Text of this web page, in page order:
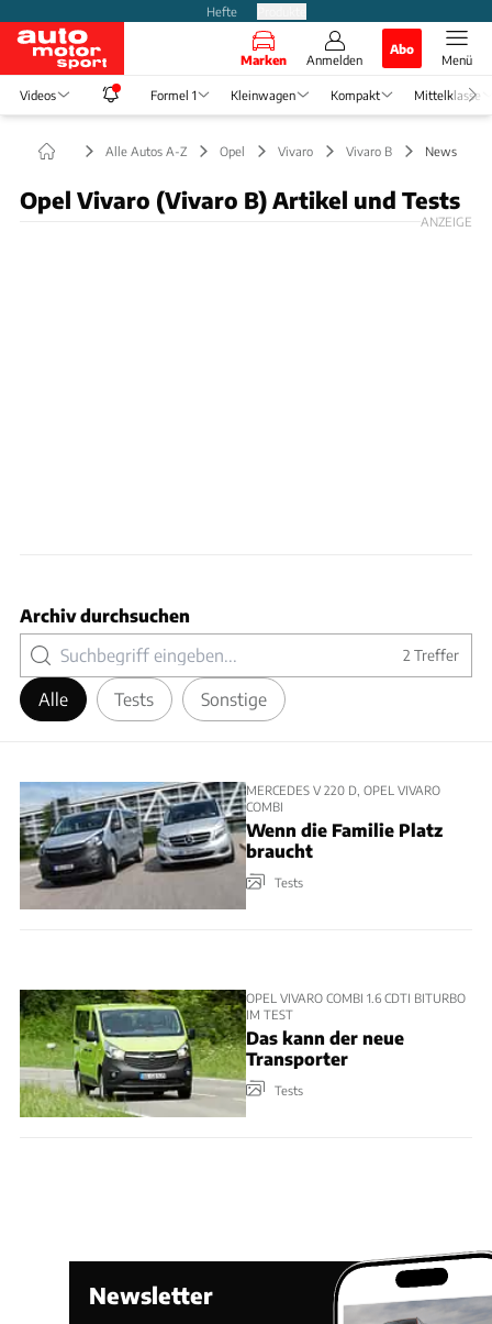
Hefte
Marken Anmelden
Abo
Menü
Videos Formel 1 Kleinwagen Kompakt Mittelklasse
Alle Autos A-Z Opel Vivaro Vivaro B News
Opel Vivaro (Vivaro B) Artikel und Tests
ANZEIGE
Archiv durchsuchen
2 Treffer
Alle Tests Sonstige
MERCEDES V 220 D, OPEL VIVARO
COMBI
Wenn die Familie Platz
braucht
Tests
OPEL VIVARO COMBI 1.6 CDTI BITURBO
IM TEST
Das kann der neue
Transporter
Tests
Newsletter